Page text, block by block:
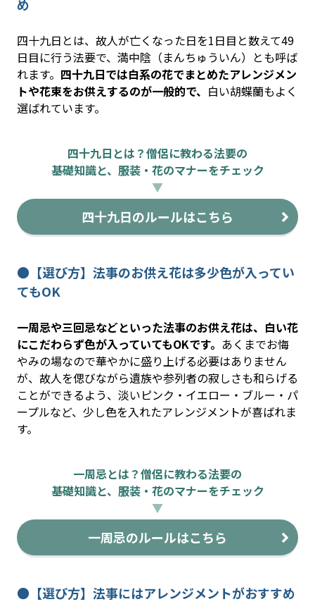
め
四十九日とは、故人が亡くなった日を1日目と数えて49
日目に行う法要で、満中陰（まんちゅういん）とも呼ば
れます。 四十九日では白系の花でまとめたアレンジメン
トや花束をお供えするのが一般的で、 白い胡蝶蘭もよく
選ばれています。
四十九日とは？僧侶に教わる法要の
基礎知識と、服装・花のマナーをチェック
▼
四十九日のルールはこちら
●【選び方】法事のお供え花は多少色が入ってい
てもOK
一周忌や三回忌などといった法事のお供え花は、白い花
にこだわらず色が入っていてもOKです。 あくまでお悔
やみの場なので華やかに盛り上げる必要はありません
が、故人を偲びながら遺族や参列者の寂しさも和らげる
ことができるよう、淡いピンク・イエロー・ブルー・パ
ープルなど、少し色を入れたアレンジメントが喜ばれま
す。
一周忌とは？僧侶に教わる法要の
基礎知識と、服装・花のマナーをチェック
▼
一周忌のルールはこちら
●【選び方】法事にはアレンジメントがおすすめ